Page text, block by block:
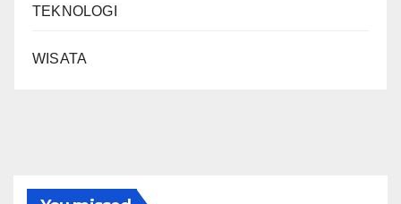
TEKNOLOGI
WISATA